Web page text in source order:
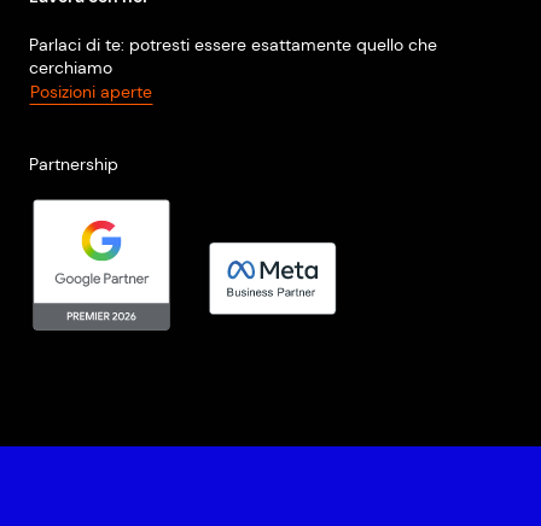
Parlaci di te: potresti essere esattamente quello che
cerchiamo
Posizioni aperte
Partnership